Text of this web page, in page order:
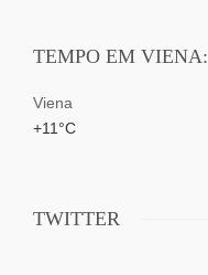
TEMPO EM VIENA:
Viena
+11°C
TWITTER